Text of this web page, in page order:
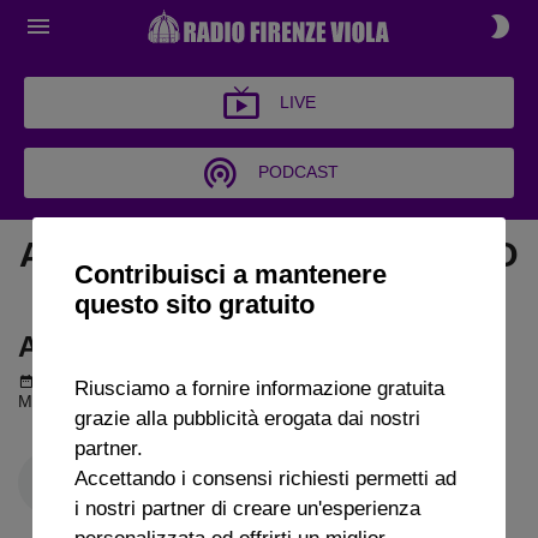
LIVE
PODCAST
ARCHIVIO VIOLA AMORE MIO
2025
ARCHIVIO VIOLA AMORE MIO 2025
Podcast del 05 febbraio 2025 11m 55s
Maurizio Restelli a Radio FirenzeViola
Contribuisci a mantenere
questo sito gratuito
Riusciamo a fornire informazione gratuita
grazie alla pubblicità erogata dai nostri
partner.
Accettando i consensi richiesti permetti ad
i nostri partner di creare un'esperienza